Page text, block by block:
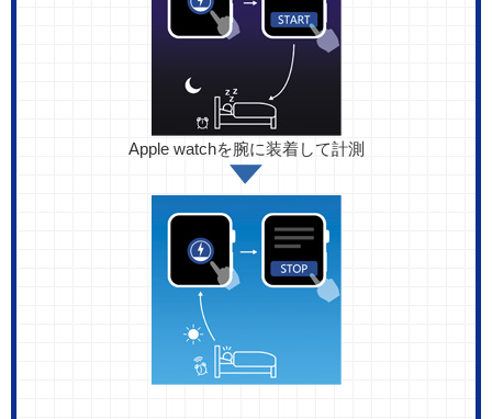
Apple watchを腕に装着して計測